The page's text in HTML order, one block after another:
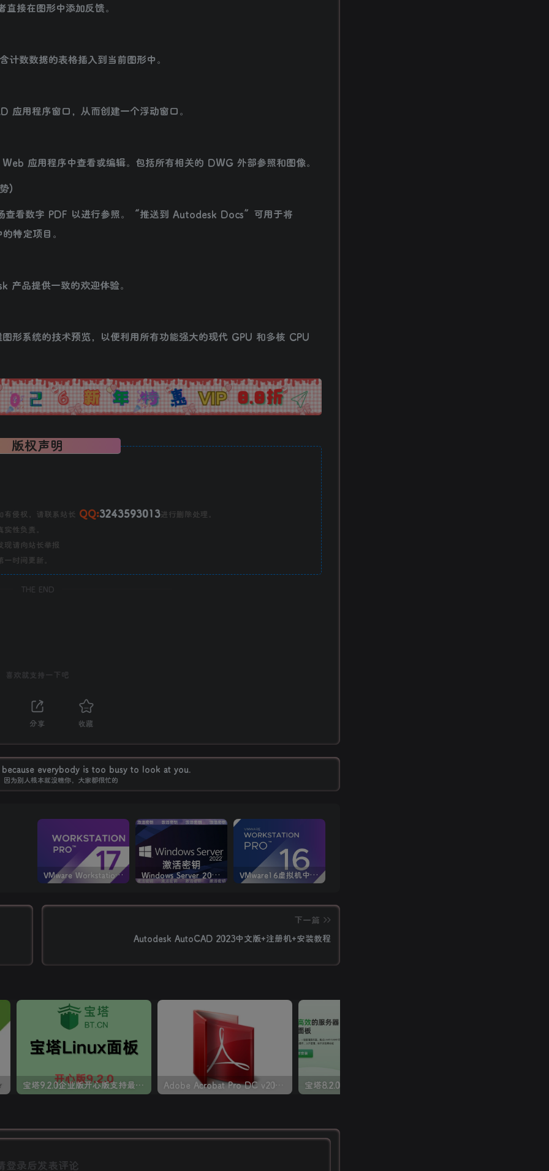
接在图形中添加反馈。
数数据的表格插入到当前图形中。
用程序窗口，从而创建一个浮动窗口。
应用程序中查看或编辑。包括所有相关的 DWG 外部参照和图像。
)
数字 PDF 以进行参照。“推送到 Autodesk Docs”可用于将
特定项目。
品提供一致的欢迎体验。
统的技术预览，以便利用所有功能强大的现代 GPU 和多核 CPU
版权声明
侵权，请联系站长 QQ:3243593013进行删除处理。
性负责。
请向站长举报
时间更新。
THE END
喜欢就支持一下吧
分享 收藏
everybody is too busy to look at you.
因为别人根本就没瞧你，大家都很忙的
VMware Workstation PRO v17.6.4 正式版_虚拟机(带激活密钥) Windows Server 2022激活密钥 2024 5月更新 VMware16虚拟机中文版 (附永久许可证激活密钥)
下一篇
Autodesk AutoCAD 2023中文版+注册机+安装教程
钥) 宝塔9.2.0企业版开心版支持最新升级【一键脚本】 Adobe Acrobat Pro DC v2025.001.20672 免激活绿色精简版
登录后发表评论